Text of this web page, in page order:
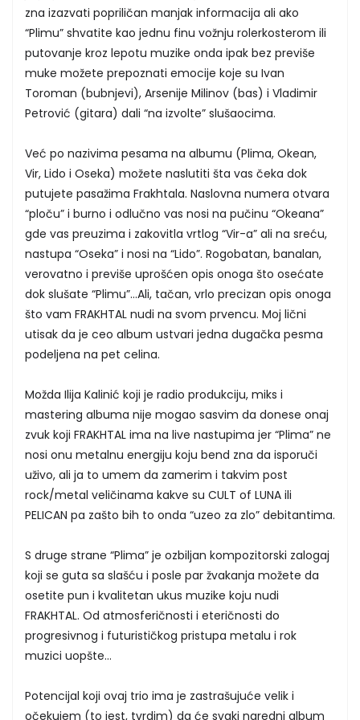
zna izazvati popriličan manjak informacija ali ako
“Plimu” shvatite kao jednu finu vožnju rolerkosterom ili
putovanje kroz lepotu muzike onda ipak bez previše
muke možete prepoznati emocije koje su Ivan
Toroman (bubnjevi), Arsenije Milinov (bas) i Vladimir
Petrović (gitara) dali “na izvolte” slušaocima.
Već po nazivima pesama na albumu (Plima, Okean,
Vir, Lido i Oseka) možete naslutiti šta vas čeka dok
putujete pasažima Frakhtala. Naslovna numera otvara
“ploču” i burno i odlučno vas nosi na pučinu “Okeana”
gde vas preuzima i zakovitla vrtlog “Vir-a” ali na sreću,
nastupa “Oseka” i nosi na “Lido”. Rogobatan, banalan,
verovatno i previše uprošćen opis onoga što osećate
dok slušate “Plimu”…Ali, tačan, vrlo precizan opis onoga
što vam FRAKHTAL nudi na svom prvencu. Moj lični
utisak da je ceo album ustvari jedna dugačka pesma
podeljena na pet celina.
Možda Ilija Kalinić koji je radio produkciju, miks i
mastering albuma nije mogao sasvim da donese onaj
zvuk koji FRAKHTAL ima na live nastupima jer “Plima” ne
nosi onu metalnu energiju koju bend zna da isporuči
uživo, ali ja to umem da zamerim i takvim post
rock/metal veličinama kakve su CULT of LUNA ili
PELICAN pa zašto bih to onda “uzeo za zlo” debitantima.
S druge strane “Plima” je ozbiljan kompozitorski zalogaj
koji se guta sa slašću i posle par žvakanja možete da
osetite pun i kvalitetan ukus muzike koju nudi
FRAKHTAL. Od atmosferičnosti i eteričnosti do
progresivnog i futurističkog pristupa metalu i rok
muzici uopšte…
Potencijal koji ovaj trio ima je zastrašujuće velik i
očekujem (to jest, tvrdim) da će svaki naredni album